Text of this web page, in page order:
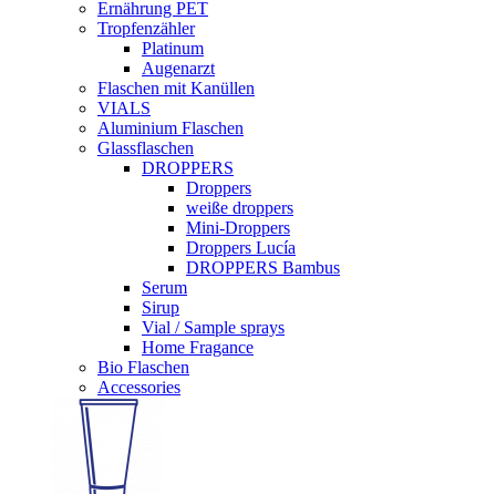
Ernährung PET
Tropfenzähler
Platinum
Augenarzt
Flaschen mit Kanüllen
VIALS
Aluminium Flaschen
Glassflaschen
DROPPERS
Droppers
weiße droppers
Mini-Droppers
Droppers Lucía
DROPPERS Bambus
Serum
Sirup
Vial / Sample sprays
Home Fragance
Bio Flaschen
Accessories